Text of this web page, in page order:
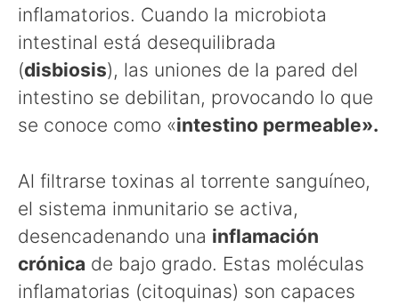
inflamatorios. Cuando la microbiota
intestinal está desequilibrada
(disbiosis), las uniones de la pared del
intestino se debilitan, provocando lo que
se conoce como «intestino permeable».
Al filtrarse toxinas al torrente sanguíneo,
el sistema inmunitario se activa,
desencadenando una inflamación
crónica de bajo grado. Estas moléculas
inflamatorias (citoquinas) son capaces